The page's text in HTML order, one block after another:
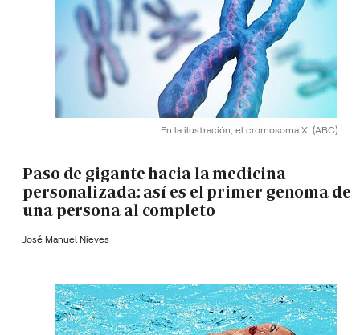
En la ilustración, el cromosoma X. (ABC)
Paso de gigante hacia la medicina
personalizada: así es el primer genoma de
una persona al completo
José Manuel Nieves